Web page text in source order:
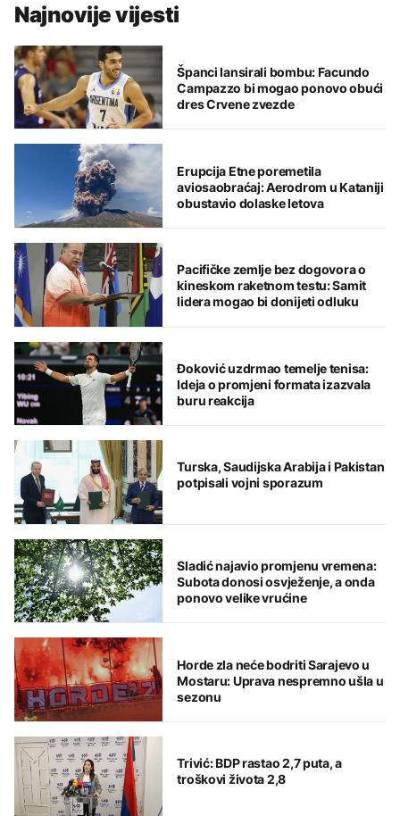
Najnovije vijesti
Španci lansirali bombu: Facundo
Campazzo bi mogao ponovo obući
dres Crvene zvezde
Erupcija Etne poremetila
aviosaobraćaj: Aerodrom u Kataniji
obustavio dolaske letova
Pacifičke zemlje bez dogovora o
kineskom raketnom testu: Samit
lidera mogao bi donijeti odluku
Đoković uzdrmao temelje tenisa:
Ideja o promjeni formata izazvala
buru reakcija
Turska, Saudijska Arabija i Pakistan
potpisali vojni sporazum
Sladić najavio promjenu vremena:
Subota donosi osvježenje, a onda
ponovo velike vrućine
Horde zla neće bodriti Sarajevo u
Mostaru: Uprava nespremno ušla u
sezonu
Trivić: BDP rastao 2,7 puta, a
troškovi života 2,8